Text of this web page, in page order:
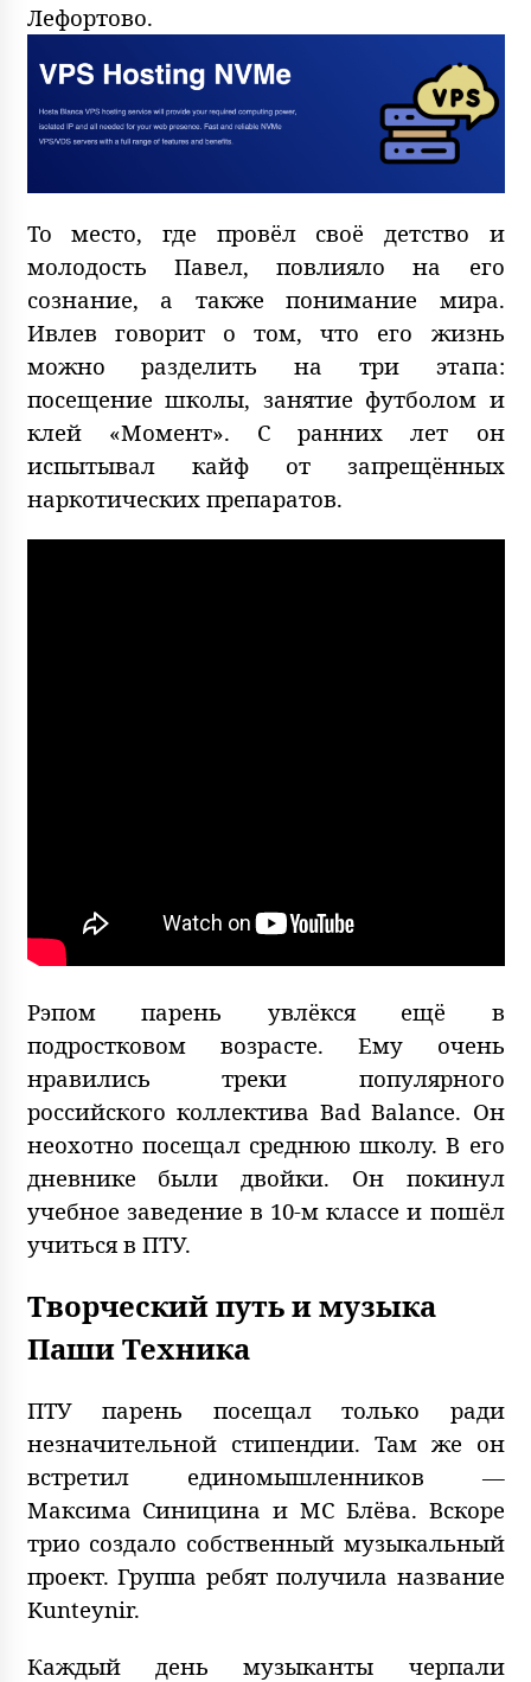
Лефортово.
То место, где провёл своё детство и
молодость Павел, повлияло на его
сознание, а также понимание мира.
Ивлев говорит о том, что его жизнь
можно разделить на три этапа:
посещение школы, занятие футболом и
клей «Момент». С ранних лет он
испытывал кайф от запрещённых
наркотических препаратов.
Рэпом парень увлёкся ещё в
подростковом возрасте. Ему очень
нравились треки популярного
российского коллектива Bad Balance. Он
неохотно посещал среднюю школу. В его
дневнике были двойки. Он покинул
учебное заведение в 10-м классе и пошёл
учиться в ПТУ.
Творческий путь и музыка
Паши Техника
ПТУ парень посещал только ради
незначительной стипендии. Там же он
встретил единомышленников —
Максима Синицина и MC Блёва. Вскоре
трио создало собственный музыкальный
проект. Группа ребят получила название
Kunteynir.
Каждый день музыканты черпали